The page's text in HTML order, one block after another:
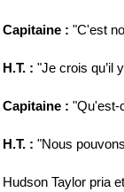
Capitaine : "C'est
H.T. : "Je crois qu’il
Capitaine : "Qu'est-
H.T. : "Nous
Hudson Taylor pria